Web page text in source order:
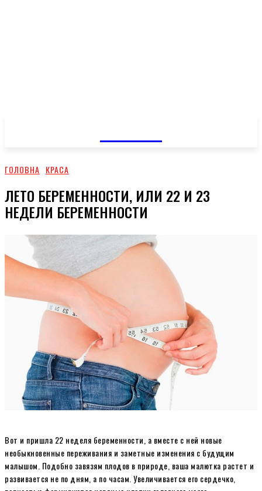
ГОЛОВНА КРАСА
ЛЕТО БЕРЕМЕННОСТИ, ИЛИ 22 И 23
НЕДЕЛИ БЕРЕМЕННОСТИ
Вот и пришла 22 неделя беременности, а вместе с ней новые
необыкновенные переживания и заметные изменения с будущим
малышом. Подобно завязям плодов в природе, ваша малютка растет и
развивается не по дням, а по часам. Увеличивается его сердечко,